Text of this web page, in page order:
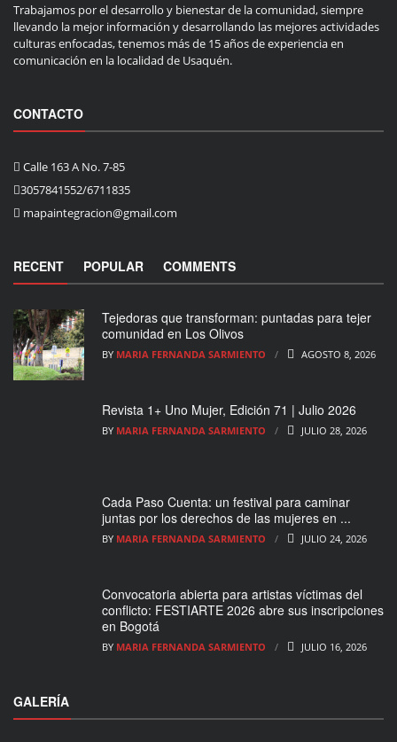
Trabajamos por el desarrollo y bienestar de la comunidad, siempre
llevando la mejor información y desarrollando las mejores actividades
culturas enfocadas, tenemos más de 15 años de experiencia en
comunicación en la localidad de Usaquén.
CONTACTO
Calle 163 A No. 7-85
3057841552/6711835
mapaintegracion@gmail.com
RECENT POPULAR COMMENTS
Tejedoras que transforman: puntadas para tejer
comunidad en Los Olivos
BY MARIA FERNANDA SARMIENTO AGOSTO 8, 2026
Revista 1+ Uno Mujer, Edición 71 | Julio 2026
BY MARIA FERNANDA SARMIENTO JULIO 28, 2026
Cada Paso Cuenta: un festival para caminar
juntas por los derechos de las mujeres en ...
BY MARIA FERNANDA SARMIENTO JULIO 24, 2026
Convocatoria abierta para artistas víctimas del
conflicto: FESTIARTE 2026 abre sus inscripciones
en Bogotá
BY MARIA FERNANDA SARMIENTO JULIO 16, 2026
GALERÍA